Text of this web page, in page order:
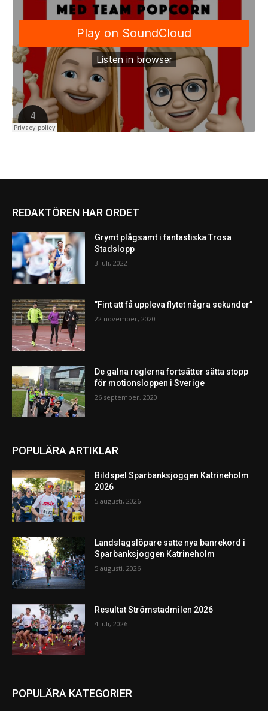
REDAKTÖREN HAR ORDET
Grymt plågsamt i fantastiska Trosa
Stadslopp
3 juli, 2022
”Fint att få uppleva flytet några sekunder”
22 november, 2020
De galna reglerna fortsätter sätta stopp
för motionsloppen i Sverige
26 september, 2020
POPULÄRA ARTIKLAR
Bildspel Sparbanksjoggen Katrineholm
2026
5 augusti, 2026
Landslagslöpare satte nya banrekord i
Sparbanksjoggen Katrineholm
5 augusti, 2026
Resultat Strömstadmilen 2026
4 juli, 2026
POPULÄRA KATEGORIER